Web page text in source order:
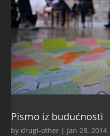
Pismo iz budućnosti
by drugi-other | Jan 28, 2014